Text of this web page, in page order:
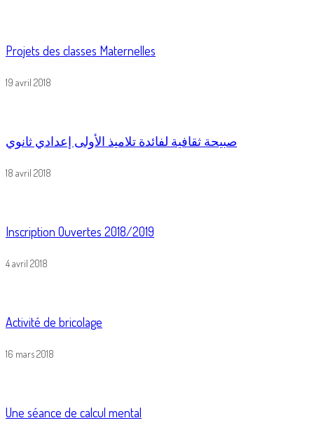
Projets des classes Maternelles
19 avril 2018
صبيحة ثقافية لفائدة تلاميذ الأولى إعدادي ثانوي
18 avril 2018
Inscription Ouvertes 2018/2019
4 avril 2018
Activité de bricolage
16 mars 2018
Une séance de calcul mental